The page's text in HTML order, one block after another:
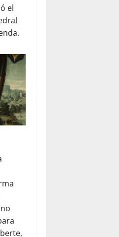
el